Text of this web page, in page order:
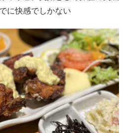
に快感でしかない